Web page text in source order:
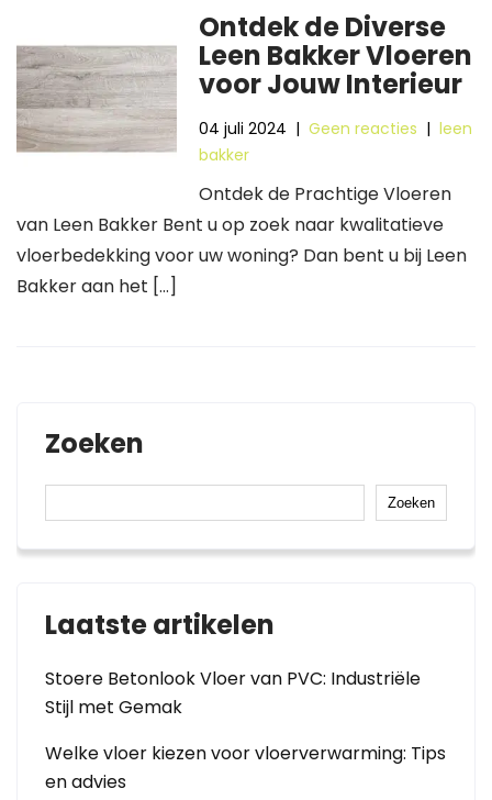
Ontdek de Diverse
Leen Bakker Vloeren
voor Jouw Interieur
04 juli 2024 |Geen reacties |leen
bakker
Ontdek de Prachtige Vloeren
van Leen Bakker Bent u op zoek naar kwalitatieve
vloerbedekking voor uw woning? Dan bent u bij Leen
Bakker aan het […]
Zoeken
Zoeken
Laatste artikelen
Stoere Betonlook Vloer van PVC: Industriële
Stijl met Gemak
Welke vloer kiezen voor vloerverwarming: Tips
en advies